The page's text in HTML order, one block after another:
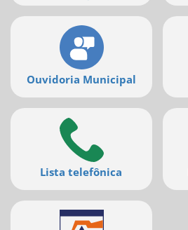
Ouvidoria Municipal
Lista telefônica